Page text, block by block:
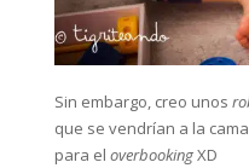
Sin embargo, creo unos
que se vendrían a la
para el overbookingXD